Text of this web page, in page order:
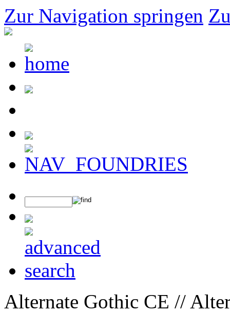
Zur Navigation springen
Alternate Gothic CE //